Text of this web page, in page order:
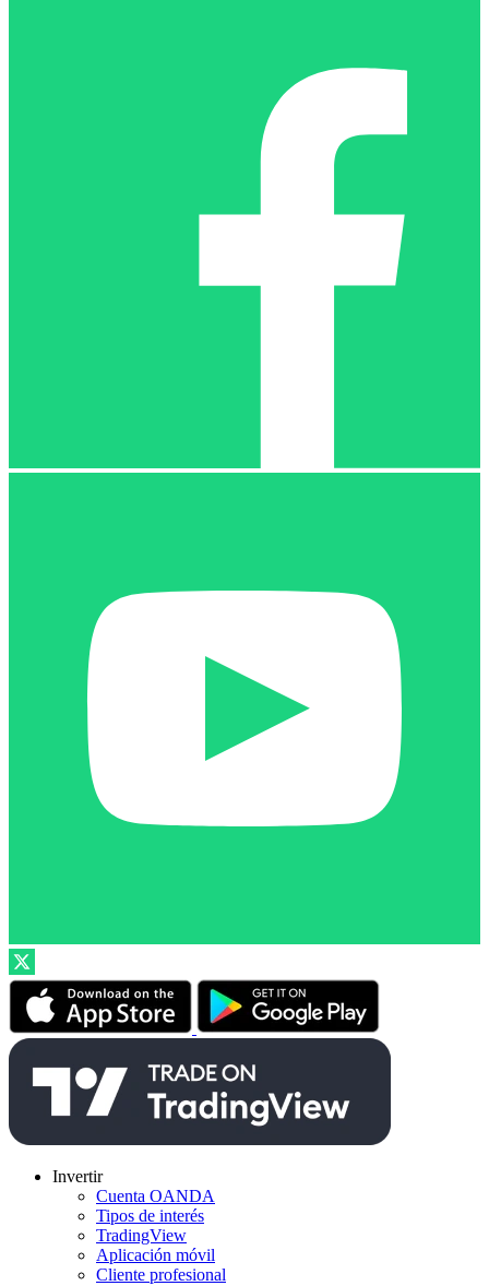
Invertir
Cuenta OANDA
Tipos de interés
TradingView
Aplicación móvil
Cliente profesional